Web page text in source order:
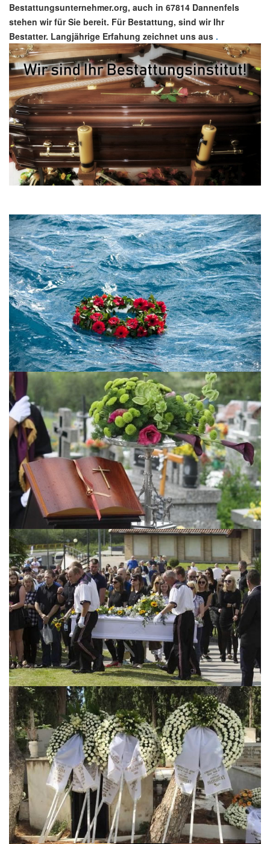
Bestattungsunternehmer.org, auch in 67814 Dannenfels
stehen wir für Sie bereit. Für Bestattung, sind wir Ihr
Bestatter. Langjährige Erfahung zeichnet uns aus .